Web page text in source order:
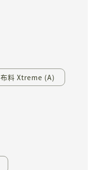
布料 Xtreme (A)